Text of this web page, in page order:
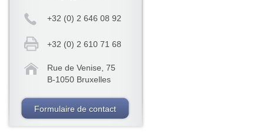
+32 (0) 2 646 08 92
+32 (0) 2 610 71 68
Rue de Venise, 75
B-1050 Bruxelles
Formulaire de contact